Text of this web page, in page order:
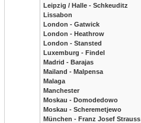
Leipzig / Halle - Schkeuditz
Lissabon
London - Gatwick
London - Heathrow
London - Stansted
Luxemburg - Findel
Madrid - Barajas
Mailand - Malpensa
Malaga
Manchester
Moskau - Domodedowo
Moskau - Scheremetjewo
München - Franz Josef Strauss